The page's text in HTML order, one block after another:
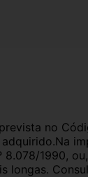
no
8.078/1990,
longas.